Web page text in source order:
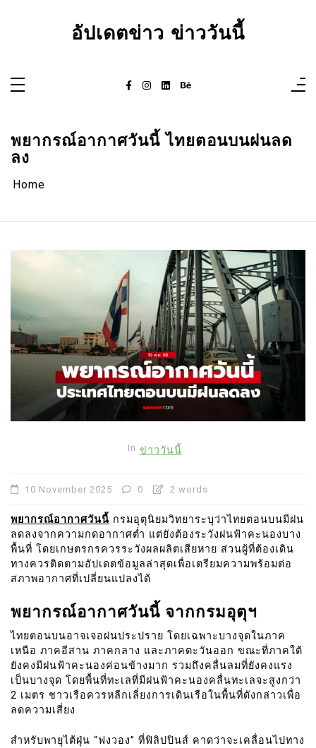
อัปเดตข่าว ข่าววันนี้
พยากรณ์อากาศวันนี้ ไทยตอนบนฝนลด
ลง
Home
In ข่าววันนี้
10 November 2025 0 2 words
พยากรณ์อากาศวันนี้ กรมอุตุนิยมวิทยาระบุว่าไทยตอนบนมีฝน
ลดลงจากความกดอากาศต่ำ แต่ยังต้องระวังฝนฟ้าคะนองบาง
พื้นที่ โดยเกษตรกรควรระวังผลผลิตเสียหาย ส่วนผู้ที่ต้องเดิน
ทางควรติดตามอัปเดตข้อมูลล่าสุดเพื่อเตรียมความพร้อมต่อ
สภาพอากาศที่เปลี่ยนแปลงได้
พยากรณ์อากาศวันนี้ จากกรมอุตุฯ
ไทยตอนบนอาจเจอฝนประปราย โดยเฉพาะบางจุดในภาค
เหนือ ภาคอีสาน ภาคกลาง และภาคตะวันออก ขณะที่ภาคใต้
ยังคงมีฝนฟ้าคะนองค่อนข้างมาก รวมถึงคลื่นลมที่ยังคงแรง
เป็นบางจุด โดยพื้นที่ทะเลที่มีฝนฟ้าคะนองคลื่นทะเลจะสูงกว่า
2 เมตร ชาวเรือควรหลีกเลี่ยงการเดินเรือในพื้นที่ดังกล่าวเพื่อ
ลดความเสี่ยง
สำหรับพายุไต้ฝุ่น “ฟงวอง” ที่ฟิลิปปินส์ คาดว่าจะเคลื่อนไปทาง